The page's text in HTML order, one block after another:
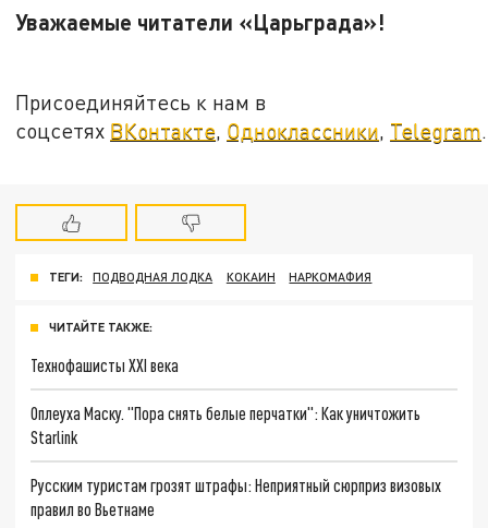
Уважаемые читатели «Царьграда»!
Присоединяйтесь к нам в
соцсетях ВКонтакте, Одноклассники, Telegram.
ТЕГИ: ПОДВОДНАЯ ЛОДКА КОКАИН НАРКОМАФИЯ
ЧИТАЙТЕ ТАКЖЕ:
Технофашисты XXI века
Оплеуха Маску. "Пора снять белые перчатки": Как уничтожить
Starlink
Русским туристам грозят штрафы: Неприятный сюрприз визовых
правил во Вьетнаме